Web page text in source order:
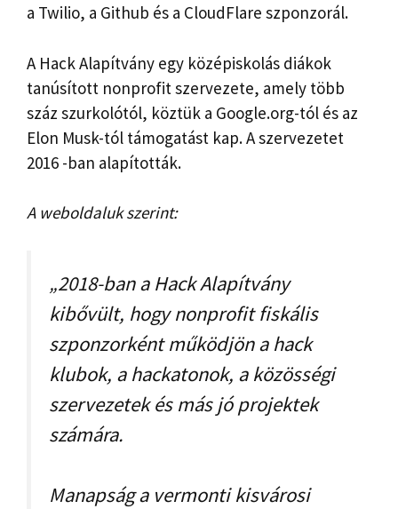
a Twilio, a Github és a CloudFlare szponzorál.
A Hack Alapítvány egy középiskolás diákok
tanúsított nonprofit szervezete, amely több
száz szurkolótól, köztük a Google.org-tól és az
Elon Musk-tól támogatást kap. A szervezetet
2016 -ban alapították.
A weboldaluk szerint:
„2018-ban a Hack Alapítvány
kibővült, hogy nonprofit fiskális
szponzorként működjön a hack
klubok, a hackatonok, a közösségi
szervezetek és más jó projektek
számára.
Manapság a vermonti kisvárosi